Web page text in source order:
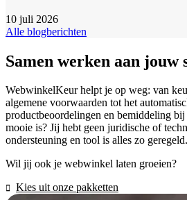
10 juli 2026
Alle blogberichten
Samen werken aan jouw
WebwinkelKeur helpt je op weg: van
algemene voorwaarden tot het
productbeoordelingen en bemiddeling
mooie is? Jij hebt geen juridische of
ondersteuning en tool is alles zo geregeld.
Wil jij ook je webwinkel laten groeien?
Kies uit onze pakketten